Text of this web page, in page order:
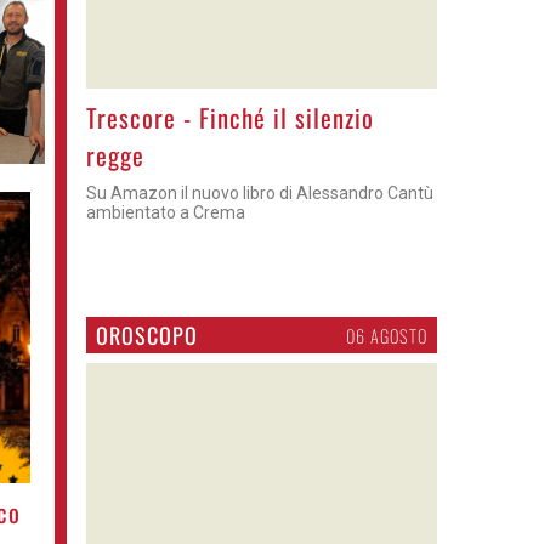
Trescore - Finché il silenzio
regge